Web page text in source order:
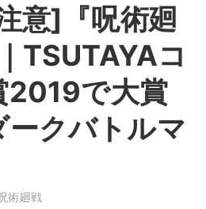
意]『呪術廻
TSUTAYAコ
2019で大賞
ークバトルマ
術廻戦